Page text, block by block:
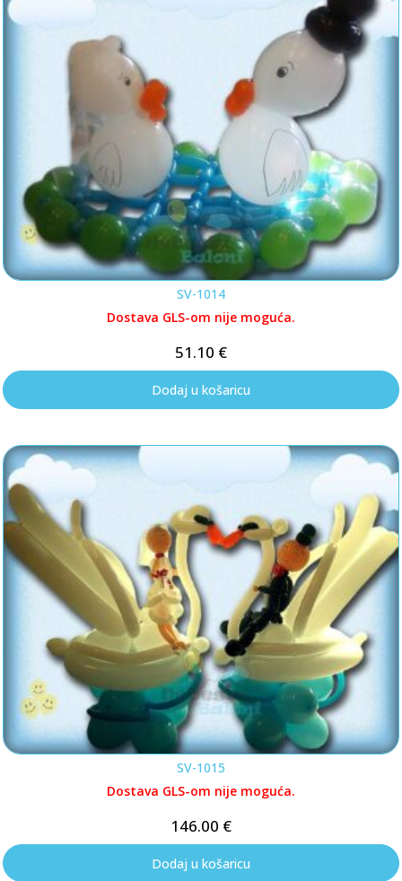
SV-1014
Dostava GLS-om nije moguća.
51.10 €
Dodaj u košaricu
SV-1015
Dostava GLS-om nije moguća.
146.00 €
Dodaj u košaricu